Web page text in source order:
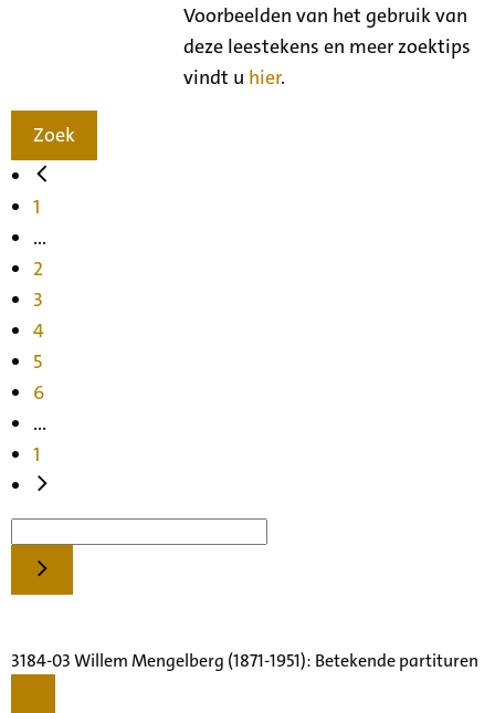
Voorbeelden van het gebruik van
deze leestekens en meer zoektips
vindt u hier.
Zoek
1
...
2
3
4
5
6
...
1
3184-03 Willem Mengelberg (1871-1951): Betekende partituren